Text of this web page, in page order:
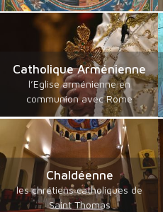
Catholique Arménienne
l’Eglise arménienne en
communion avec Rome
Chaldéenne
les chrétiens catholiques de
Saint Thomas